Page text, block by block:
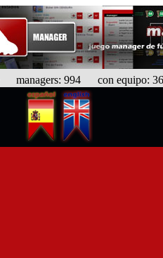
managers: 994 con equipo: